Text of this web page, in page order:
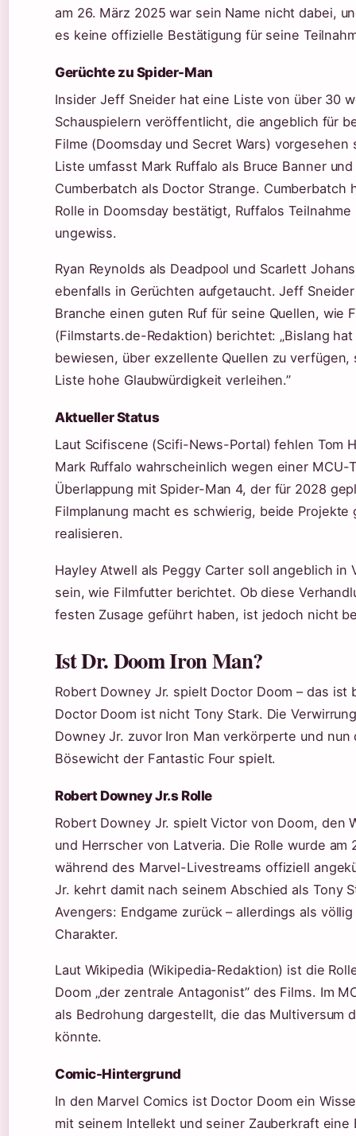
am 26. März 2025 war sein Name nicht dabei,
es keine offizielle Bestätigung für seine
Gerüchte zu Spider-Man
Insider Jeff Sneider hat eine Liste von über 30
Schauspielern veröffentlicht, die angeblich für
Filme (Doomsday und Secret Wars) vorgesehen
Liste umfasst Mark Ruffalo als Bruce Banner
Cumberbatch als Doctor Strange. Cumberbatch
Rolle in Doomsday bestätigt, Ruffalos
ungewiss.
Ryan Reynolds als Deadpool und Scarlett
ebenfalls in Gerüchten aufgetaucht. Jeff
Branche einen guten Ruf für seine Quellen, wie
(Filmstarts.de-Redaktion) berichtet: „Bislang hat
bewiesen, über exzellente Quellen zu verfügen,
Liste hohe Glaubwürdigkeit verleihen.”
Aktueller Status
Laut Scifiscene (Scifi-News-Portal) fehlen Tom
Mark Ruffalo wahrscheinlich wegen einer MCU-
Überlappung mit Spider-Man 4, der für 2028
Filmplanung macht es schwierig, beide Projekte
realisieren.
Hayley Atwell als Peggy Carter soll angeblich in
sein, wie Filmfutter berichtet. Ob diese
festen Zusage geführt haben, ist jedoch nicht
Ist Dr. Doom Iron Man?
Robert Downey Jr. spielt Doctor Doom – das ist
Doctor Doom ist nicht Tony Stark. Die
Downey Jr. zuvor Iron Man verkörperte und
Bösewicht der Fantastic Four spielt.
Robert Downey Jr.s Rolle
Robert Downey Jr. spielt Victor von Doom, den
und Herrscher von Latveria. Die Rolle wurde am
während des Marvel-Livestreams offiziell
Jr. kehrt damit nach seinem Abschied als Tony
Avengers: Endgame zurück – allerdings als
Charakter.
Laut Wikipedia (Wikipedia-Redaktion) ist die
Doom „der zentrale Antagonist” des Films. Im
als Bedrohung dargestellt, die das Multiversum
könnte.
Comic-Hintergrund
In den Marvel Comics ist Doctor Doom ein
mit seinem Intellekt und seiner Zauberkraft eine